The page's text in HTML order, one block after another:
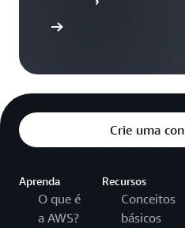
Crie uma
Aprenda
O que é
a AWS?
Recursos
Conceitos
básicos